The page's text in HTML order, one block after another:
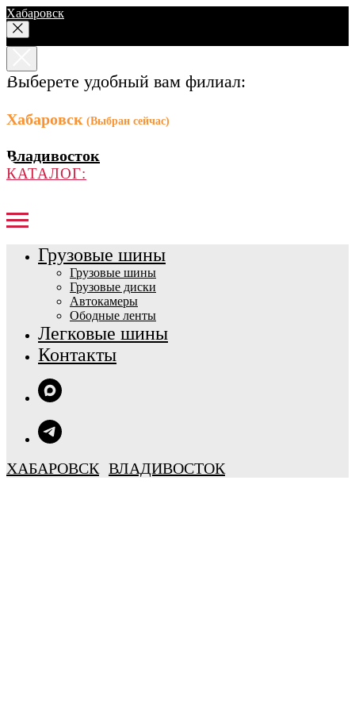
Хабаровск
Выберете удобный вам филиал:
Хабаровск (Выбран сейчас)
Владивосток
КАТАЛОГ:
Грузовые шины
Грузовые шины
Грузовые диски
Автокамеры
Ободные ленты
Легковые шины
Контакты
ХАБАРОВСК ВЛАДИВОСТОК